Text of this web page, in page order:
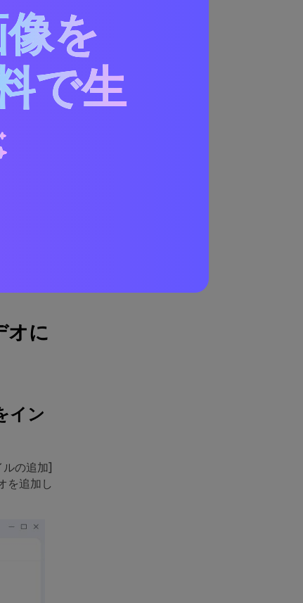
オに
イン
ルの追加]
を追加し
を
で生